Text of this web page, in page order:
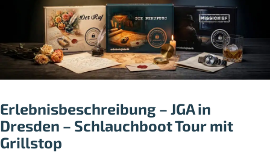
Erlebnisbeschreibung – JGA in
Dresden – Schlauchboot Tour mit
Grillstop